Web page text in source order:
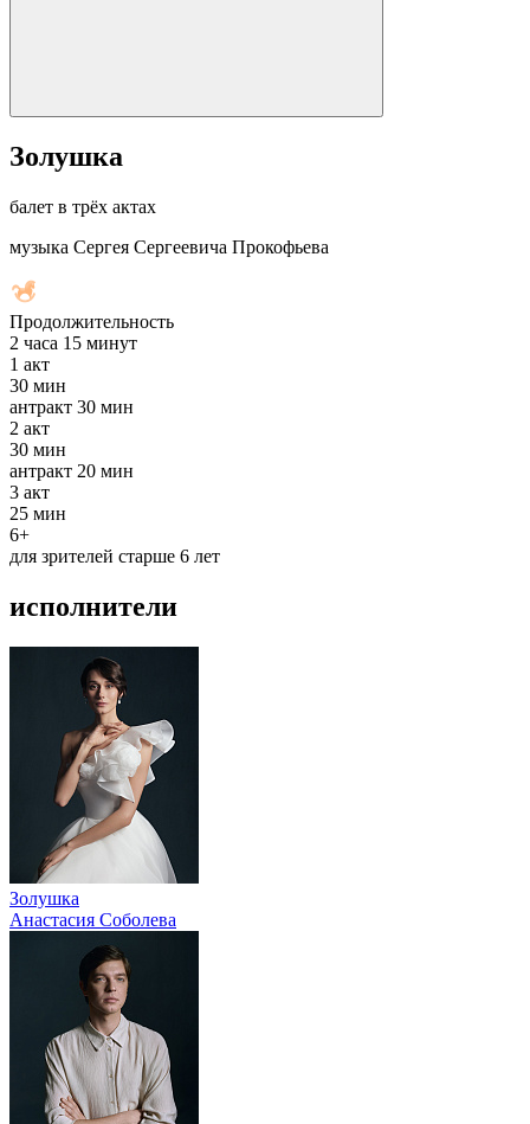
Золушка
балет в трёх актах
музыка Сергея Сергеевича Прокофьева
Продолжительность
2 часа 15 минут
1 акт
30 мин
антракт 30 мин
2 акт
30 мин
антракт 20 мин
3 акт
25 мин
6+
для зрителей старше 6 лет
исполнители
Золушка
Анастасия Соболева